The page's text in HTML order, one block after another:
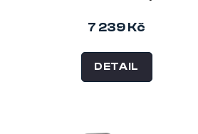
7 239 Kč
DETAIL